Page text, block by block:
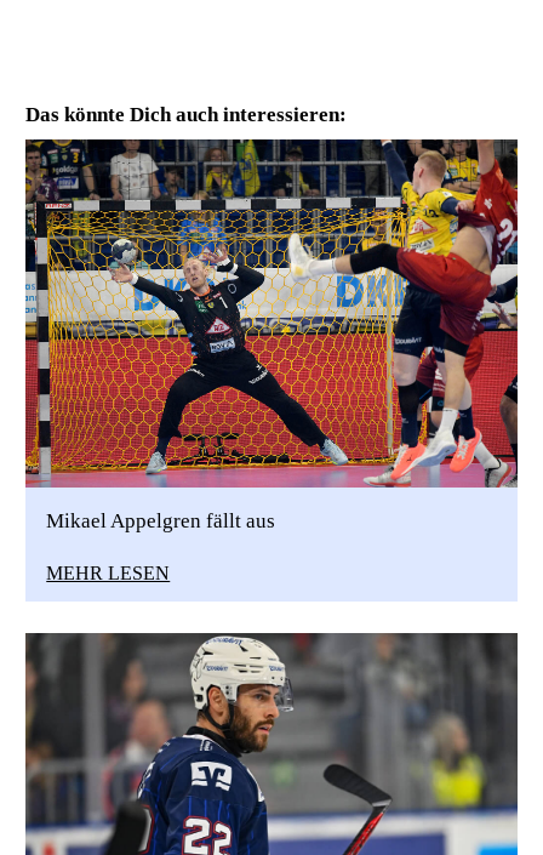
Das könnte Dich auch interessieren:
Mikael Appelgren fällt aus
MEHR LESEN